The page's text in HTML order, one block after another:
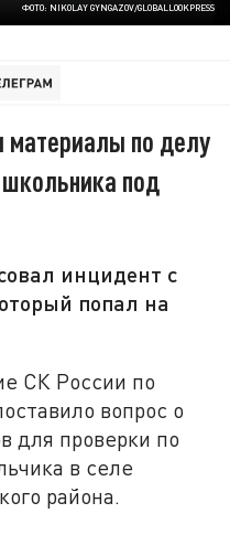
ФОТО: NIKOLAY GYNGAZOV/GLOBALLOOKPRESS
материалы по делу
под
инцидент с
попал на
СК России по
вопрос о
для проверки по
в селе
района.